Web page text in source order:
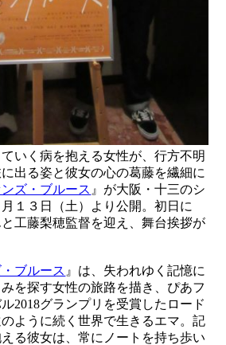
いく病を抱える女性が、行方不明
出る姿と彼女の心の葛藤を繊細に
ズ・ブルース 』が大阪・十三のシ
１３日（土）より公開。初日に
工藤梨穂監督を迎え、舞台挨拶が
ブルース 』は、失われゆく記憶に
を探す女性の旅路を描き、ぴあフ
2018グランプリを受賞したロード
ように続く世界で生きるエマ。記
る彼女は、常にノートを持ち歩い